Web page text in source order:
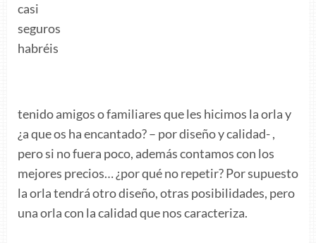
casi
seguros
habréis
tenido amigos o familiares que les hicimos la orla y
¿a que os ha encantado? – por diseño y calidad- ,
pero si no fuera poco, además contamos con los
mejores precios… ¿por qué no repetir? Por supuesto
la orla tendrá otro diseño, otras posibilidades, pero
una orla con la calidad que nos caracteriza.